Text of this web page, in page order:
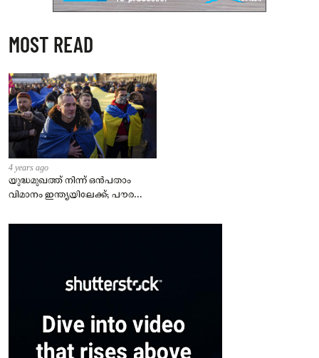
MOST READ
4 years ago
യുദ്ധമുഖത്ത് നിന്ന് ഒൻപതാം
വിമാനം ഇന്ത്യയിലേക്ക്; പൗരന്മാർ
– കേന്ദ്രം